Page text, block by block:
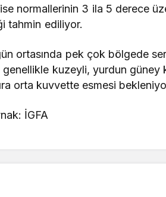
normallerinin 3 ila 5 derece
tahmin ediliyor.
ortasında pek çok bölgede
kuzeyli, yurdun güney
orta kuvvette esmesi
İGFA